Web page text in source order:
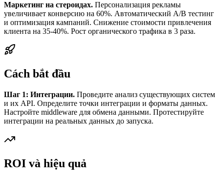
Маркетинг на стероидах. Персонализация рекламы
увеличивает конверсию на 60%. Автоматический A/B тестинг
и оптимизация кампаний. Снижение стоимости привлечения
клиента на 35-40%. Рост органического трафика в 3 раза.
Cách bắt đầu
Шаг 1: Интеграции. Проведите анализ существующих систем
и их API. Определите точки интеграции и форматы данных.
Настройте middleware для обмена данными. Протестируйте
интеграции на реальных данных до запуска.
ROI và hiệu quả